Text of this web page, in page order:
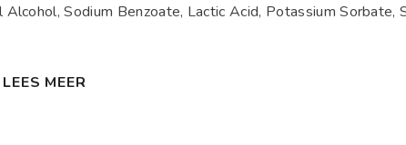
Sodium Benzoate, Lactic Acid, Potassium Sorbate,
LEES MEER